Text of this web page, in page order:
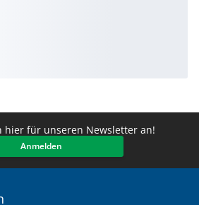
hier für unseren Newsletter an!
Anmelden